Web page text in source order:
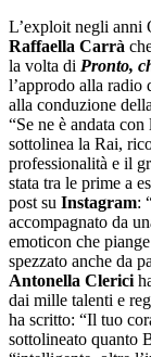
L’exploit negli anni
Raffaella Carrà
la volta di Pronto,
l’approdo alla radio
alla conduzione
“Se ne è andata
sottolinea la Rai,
professionalità e il
stata tra le prime a
post su Instagram:
accompagnato da
emoticon che
spezzato anche da
Antonella Clerici
dai mille talenti e
ha scritto: “Il tuo
sottolineato quanto